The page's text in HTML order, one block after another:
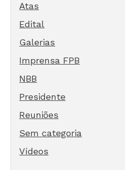
Atas
Edital
Galerias
Imprensa FPB
NBB
Presidente
Reuniões
Sem categoria
Vídeos